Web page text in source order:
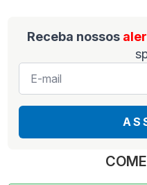
Receba nossos
E-
mail